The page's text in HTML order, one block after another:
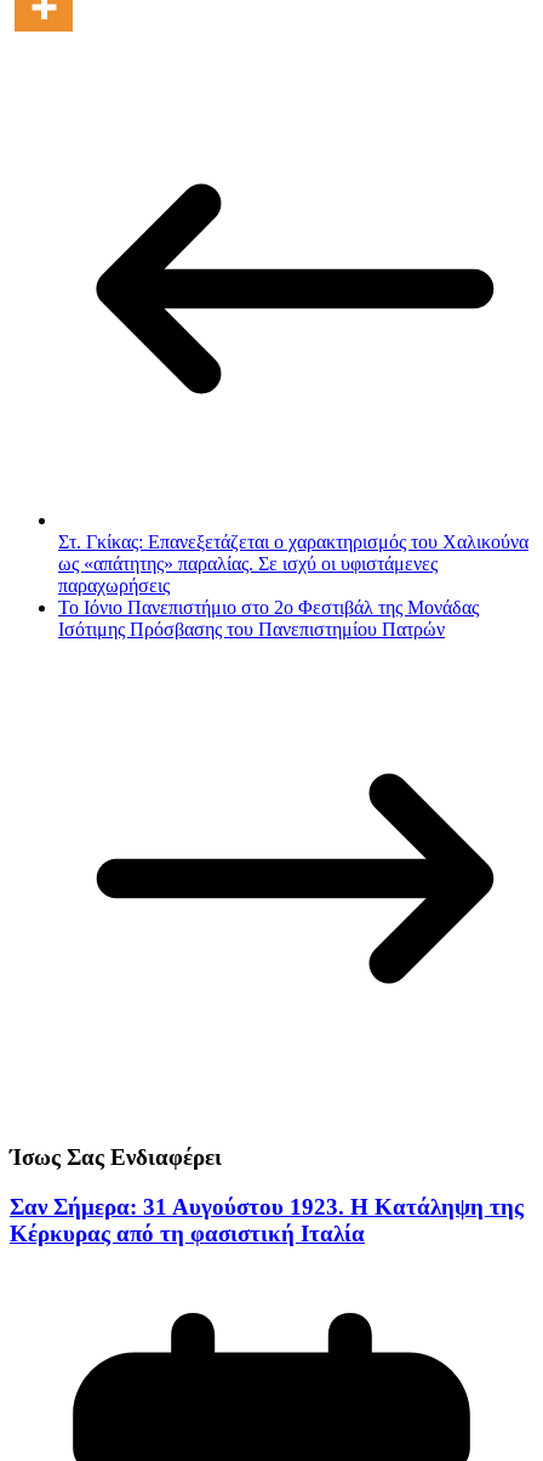
Στ. Γκίκας: Επανεξετάζεται ο χαρακτηρισμός του Χαλικούνα
ως «απάτητης» παραλίας. Σε ισχύ οι υφιστάμενες
παραχωρήσεις
Το Ιόνιο Πανεπιστήμιο στο 2ο Φεστιβάλ της Μονάδας
Ισότιμης Πρόσβασης του Πανεπιστημίου Πατρών
Ίσως Σας Ενδιαφέρει
Σαν Σήμερα: 31 Αυγούστου 1923. Η Κατάληψη της
Κέρκυρας από τη φασιστική Ιταλία